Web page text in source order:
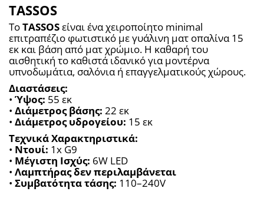
TASSOS
Το TASSOS είναι ένα χειροποίητο minimal
επιτραπέζιο φωτιστικό με γυάλινη ματ οπαλίνα 15
εκ και βάση από ματ χρώμιο. Η καθαρή του
αισθητική το καθιστά ιδανικό για μοντέρνα
υπνοδωμάτια, σαλόνια ή επαγγελματικούς χώρους.
Διαστάσεις:
• Ύψος: 55 εκ
• Διάμετρος βάσης: 22 εκ
• Διάμετρος υδρογείου: 15 εκ
Τεχνικά Χαρακτηριστικά:
• Ντουί: 1x G9
• Μέγιστη Ισχύς: 6W LED
• Λαμπτήρας δεν περιλαμβάνεται
• Συμβατότητα τάσης: 110–240V